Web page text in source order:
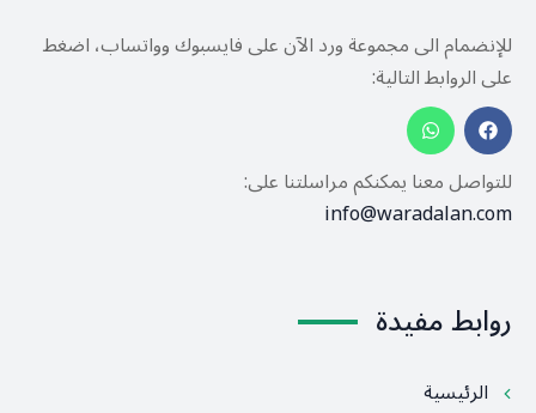
للإنضمام الى مجموعة ورد الآن على فايسبوك وواتساب، اضغط
على الروابط التالية:
للتواصل معنا يمكنكم مراسلتنا على:
info@waradalan.com
روابط مفيدة
الرئيسية